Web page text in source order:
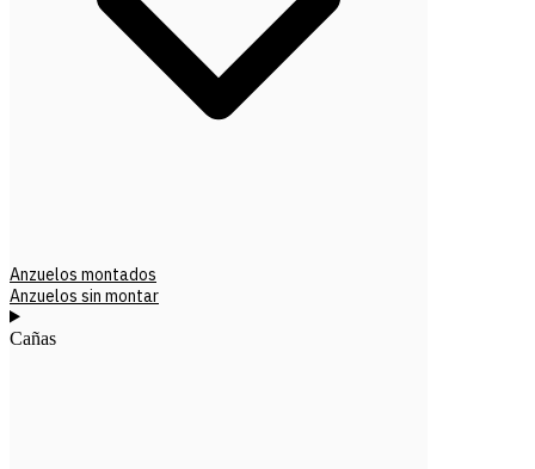
Anzuelos montados
Anzuelos sin montar
Cañas